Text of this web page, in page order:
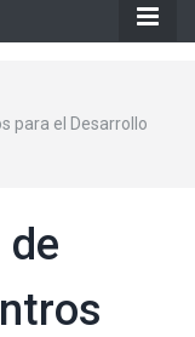
para el Desarrollo
de